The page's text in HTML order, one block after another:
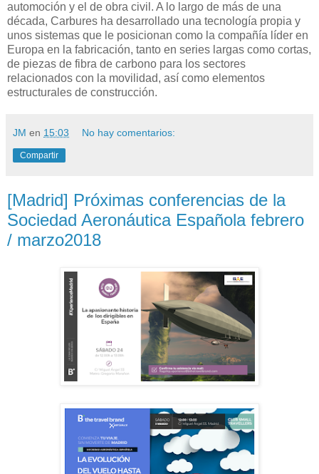
automoción y el de obra civil. A lo largo de más de una
década, Carbures ha desarrollado una tecnología propia y
unos sistemas que le posicionan como la compañía líder en
Europa en la fabricación, tanto en series largas como cortas,
de piezas de fibra de carbono para los sectores
relacionados con la movilidad, así como elementos
estructurales de construcción.
JM en 15:03 No hay comentarios:
Compartir
[Madrid] Próximas conferencias de la
Sociedad Aeronáutica Española febrero
/ marzo2018